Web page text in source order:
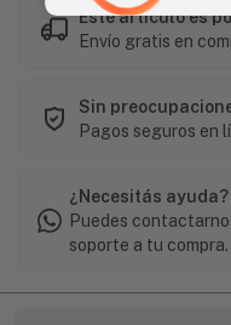
Este artículo es
Envío gratis en
Sin
Pagos seguros en
¿Necesitás ayuda?
Puedes
soporte a tu compra.